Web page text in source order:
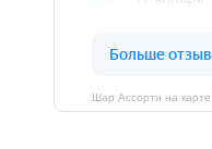
Шар Ассорти на